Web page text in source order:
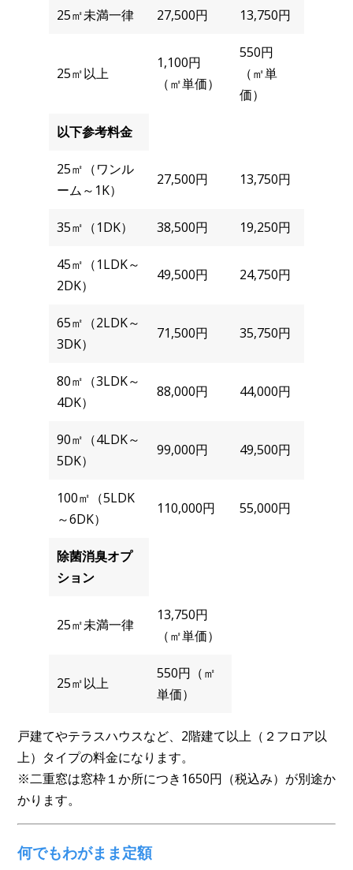
25㎡未満一律 27,500円 13,750円
25㎡以上
1,100円
（㎡単価）
550円
（㎡単
価）
以下参考料金
25㎡（ワンル
ーム～1K）
27,500円 13,750円
35㎡（1DK） 38,500円 19,250円
45㎡（1LDK～
2DK）
49,500円 24,750円
65㎡（2LDK～
3DK）
71,500円 35,750円
80㎡（3LDK～
4DK）
88,000円 44,000円
90㎡（4LDK～
5DK）
99,000円 49,500円
100㎡（5LDK
～6DK）
110,000円 55,000円
除菌消臭オプ
ション
25㎡未満一律
13,750円
（㎡単価）
25㎡以上
550円（㎡
単価）
戸建てやテラスハウスなど、2階建て以上（２フロア以
上）タイプの料金になります。
※二重窓は窓枠１か所につき1650円（税込み）が別途か
かります。
何でもわがまま定額